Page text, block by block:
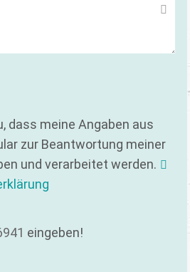
dass meine Angaben aus
zur Beantwortung meiner
und verarbeitet werden.
941 eingeben!